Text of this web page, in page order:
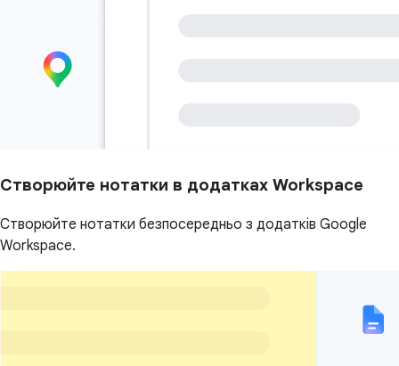
Створюйте нотатки в додатках Workspace
Створюйте нотатки безпосередньо з додатків Google
Workspace.